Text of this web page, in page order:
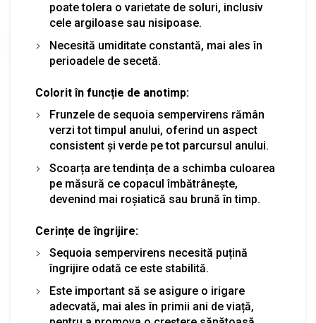
poate tolera o varietate de soluri, inclusiv
cele argiloase sau nisipoase.
Necesită umiditate constantă, mai ales în
perioadele de secetă.
Colorit în funcție de anotimp:
Frunzele de sequoia sempervirens rămân
verzi tot timpul anului, oferind un aspect
consistent și verde pe tot parcursul anului.
Scoarța are tendința de a schimba culoarea
pe măsură ce copacul îmbătrânește,
devenind mai roșiatică sau brună în timp.
Cerințe de îngrijire:
Sequoia sempervirens necesită puțină
îngrijire odată ce este stabilită.
Este important să se asigure o irigare
adecvată, mai ales în primii ani de viață,